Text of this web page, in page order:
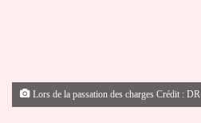
Lors de la passation des charges Crédit : DR